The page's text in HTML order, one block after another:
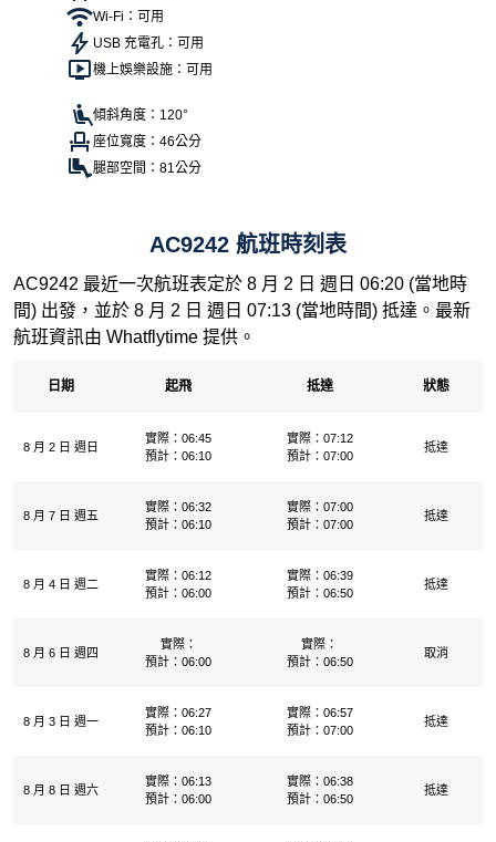
Wi-Fi：可用
USB 充電孔：可用
機上娛樂設施：可用
傾斜角度：120°
座位寬度：46公分
腿部空間：81公分
AC9242 航班時刻表
AC9242 最近一次航班表定於 8 月 2 日 週日 06:20 (當地時
間) 出發，並於 8 月 2 日 週日 07:13 (當地時間) 抵達。最新
航班資訊由 Whatflytime 提供。
日期 起飛 抵達 狀態
8 月 2 日 週日
實際：06:45
預計：06:10
實際：07:12
預計：07:00
抵達
8 月 7 日 週五
實際：06:32
預計：06:10
實際：07:00
預計：07:00
抵達
8 月 4 日 週二
實際：06:12
預計：06:00
實際：06:39
預計：06:50
抵達
8 月 6 日 週四
實際：
預計：06:00
實際：
預計：06:50
取消
8 月 3 日 週一
實際：06:27
預計：06:10
實際：06:57
預計：07:00
抵達
8 月 8 日 週六
實際：06:13
預計：06:00
實際：06:38
預計：06:50
抵達